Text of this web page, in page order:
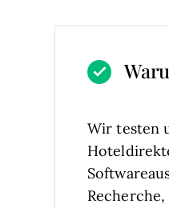
Wir testen